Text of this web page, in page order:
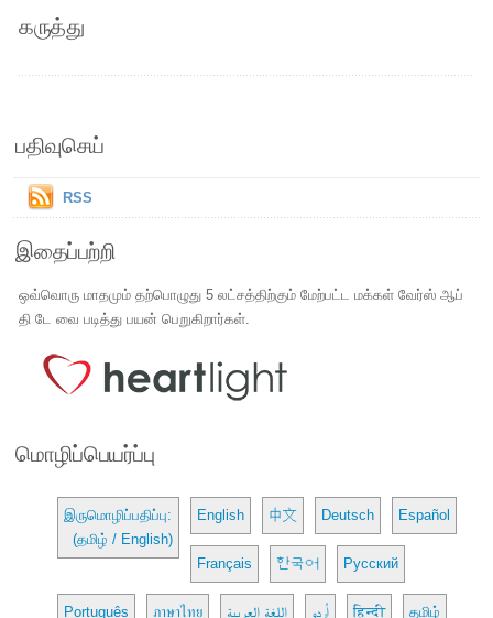
கருத்து
பதிவுசெய்
RSS
இதைப்பற்றி
ஒவ்வொரு மாதமும் தற்பொழுது 5 லட்சத்திற்கும் மேற்பட்ட மக்கள் வேர்ஸ் ஆப்
தி டே வை படித்து பயன் பெறுகிறார்கள்.
மொழிப்பெயர்ப்பு
இருமொழிப்பதிப்பு:
(தமிழ் / English)
English 中文 Deutsch Español
Français 한국어 Русский
Português ภาษาไทย اللغة العربية اُردو हिन्दी தமிழ்